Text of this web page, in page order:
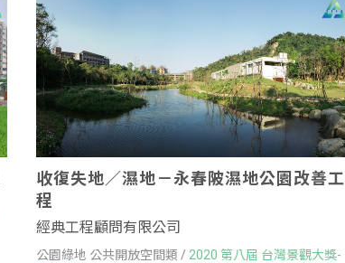
收復失地／濕地－永春陂濕地公園改善工
程
經典工程顧問有限公司
公園綠地 公共開放空間類 / 2020 第八屆 台灣景觀大獎-